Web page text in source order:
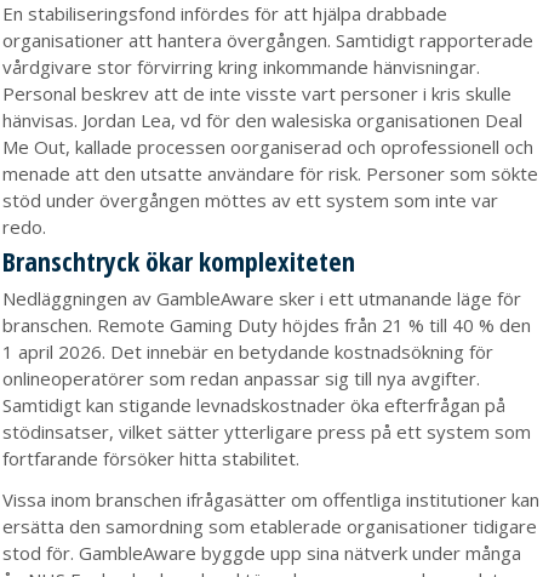
En stabiliseringsfond infördes för att hjälpa drabbade
organisationer att hantera övergången. Samtidigt rapporterade
vårdgivare stor förvirring kring inkommande hänvisningar.
Personal beskrev att de inte visste vart personer i kris skulle
hänvisas. Jordan Lea, vd för den walesiska organisationen Deal
Me Out, kallade processen oorganiserad och oprofessionell och
menade att den utsatte användare för risk. Personer som sökte
stöd under övergången möttes av ett system som inte var
redo.
Branschtryck ökar komplexiteten
Nedläggningen av GambleAware sker i ett utmanande läge för
branschen. Remote Gaming Duty höjdes från 21 % till 40 % den
1 april 2026. Det innebär en betydande kostnadsökning för
onlineoperatörer som redan anpassar sig till nya avgifter.
Samtidigt kan stigande levnadskostnader öka efterfrågan på
stödinsatser, vilket sätter ytterligare press på ett system som
fortfarande försöker hitta stabilitet.
Vissa inom branschen ifrågasätter om offentliga institutioner kan
ersätta den samordning som etablerade organisationer tidigare
stod för. GambleAware byggde upp sina nätverk under många